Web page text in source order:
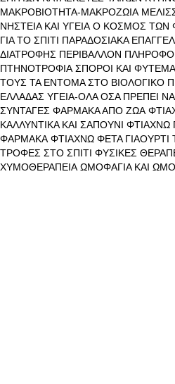
ΜΑΚΡΟΒΙΟΤΗΤΑ-ΜΑΚΡΟΖΩΙΑ
ΝΗΣΤΕΙΑ ΚΑΙ ΥΓΕΙΑ Ο ΚΟΣΜΟΣ ΤΩΝ
ΓΙΑ ΤΟ ΣΠΙΤΙ ΠΑΡΑΔΟΣΙΑΚΑ
ΔΙΑΤΡΟΦΗΣ ΠΕΡΙΒΑΛΛΟΝ
ΠΤΗΝΟΤΡΟΦΙΑ ΣΠΟΡΟΙ ΚΑΙ ΦΥΤΕΜΑ
ΤΟΥΣ ΤΑ ΕΝΤΟΜΑ ΣΤΟ ΒΙΟΛΟΓΙΚΟ
ΕΛΛΑΔΑΣ ΥΓΕΙΑ-ΟΛΑ ΟΣΑ ΠΡΕΠΕΙ
ΣΥΝΤΑΓΕΣ ΦΑΡΜΑΚΑ ΑΠΟ ΖΩΑ
ΚΑΛΛΥΝΤΙΚΑ ΚΑΙ ΣΑΠΟΥΝΙ ΦΤΙΑΧΝΩ
ΦΑΡΜΑΚΑ ΦΤΙΑΧΝΩ ΦΕΤΑ ΓΙΑΟΥΡΤΙ
ΤΡΟΦΕΣ ΣΤΟ ΣΠΙΤΙ ΦΥΣΙΚΕΣ
ΧΥΜΟΘΕΡΑΠΕΙΑ ΩΜΟΦΑΓΙΑ ΚΑΙ